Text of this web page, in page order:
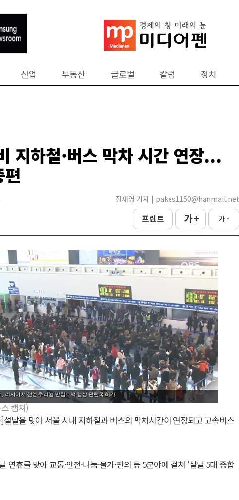
산업 부동산 글로벌 칼럼 정치
지하철·버스 막차 시간 연장...
편
정재영 기자 | pakes1150@hanmail.net
프린트 가 + 가 -
캡쳐)
날을 맞아 서울 시내 지하철과 버스의 막차시간이 연장되고 고속버스
연휴를 맞아 교통·안전·나눔·물가·편의 등 5분야에 걸쳐 ‘살날 5대 종합